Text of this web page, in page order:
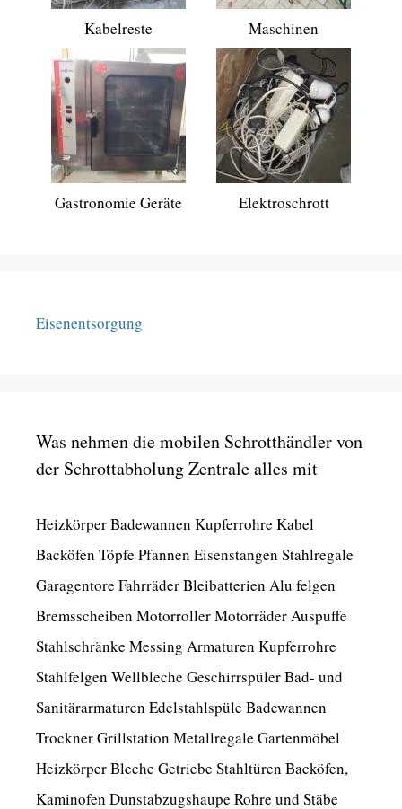
Kabelreste Maschinen
Gastronomie Geräte Elektroschrott
Eisenentsorgung
Was nehmen die mobilen Schrotthändler von
der Schrottabholung Zentrale alles mit
Heizkörper Badewannen Kupferrohre Kabel
Backöfen Töpfe Pfannen Eisenstangen Stahlregale
Garagentore Fahrräder Bleibatterien Alu felgen
Bremsscheiben Motorroller Motorräder Auspuffe
Stahlschränke Messing Armaturen Kupferrohre
Stahlfelgen Wellbleche Geschirrspüler Bad- und
Sanitärarmaturen Edelstahlspüle Badewannen
Trockner Grillstation Metallregale Gartenmöbel
Heizkörper Bleche Getriebe Stahltüren Backöfen,
Kaminofen Dunstabzugshaupe Rohre und Stäbe